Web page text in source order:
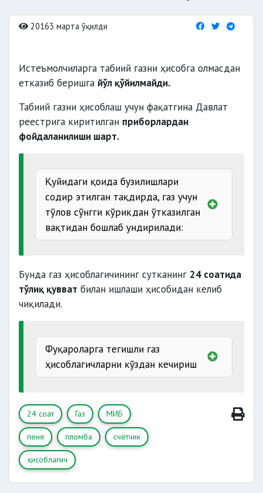
20163 марта ўқилди
Истеъмолчиларга табиий газни ҳисобга олмасдан
етказиб беришга йўл қўйилмайди.
Табиий газни ҳисоблаш учун фақатгина Давлат
реестрига киритилган приборлардан
фойдаланилиши шарт.
Қуйидаги қоида бузилишлари
содир этилган тақдирда, газ учун
тўлов сўнгги кўрикдан ўтказилган
вақтидан бошлаб ундирилади:
қасддан бузилса;
иш режимини
бузишга
Бунда газ ҳисоблагичининг сутканинг 24 соатида
тўлиқ қувват билан ишлаши ҳисобидан келиб
чиқилади.
Фуқароларга тегишли газ
ҳисоблагичларни кўздан кечириш
йўл қўйилмаса
имзолашни рад этган тақдирда
24 соат Газ МИБ
пеня пломба счётчик
ҳисоблагич